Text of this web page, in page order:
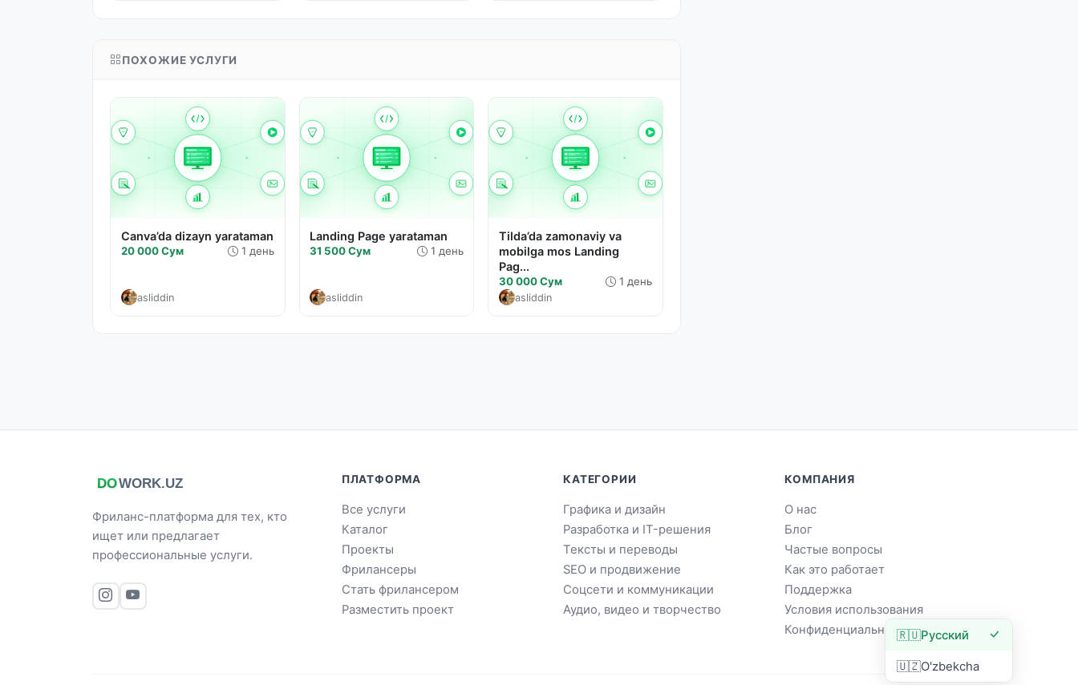
ПОХОЖИЕ УСЛУГИ
Canva’da dizayn yarataman
20 000 Сум 1 день
asliddin
Landing Page yarataman
31 500 Сум 1 день
asliddin
Tilda’da zamonaviy va
mobilga mos Landing
Pag...
30 000 Сум 1 день
asliddin
Фриланс-платформа для тех, кто
ищет или предлагает
профессиональные услуги.
ПЛАТФОРМА
Все услуги
Каталог
Проекты
Фрилансеры
Стать фрилансером
Разместить проект
КАТЕГОРИИ
Графика и дизайн
Разработка и IT-решения
Тексты и переводы
SEO и продвижение
Соцсети и коммуникации
Аудио, видео и творчество
КОМПАНИЯ
О нас
Блог
Частые вопросы
Как это работает
Поддержка
Условия использования
Конфиденциальность
🇷🇺Русский
🇺🇿O'zbekcha